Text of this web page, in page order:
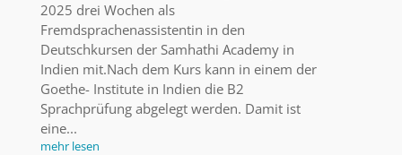
2025 drei Wochen als
Fremdsprachenassistentin in den
Deutschkursen der Samhathi Academy in
Indien mit.Nach dem Kurs kann in einem der
Goethe- Institute in Indien die B2
Sprachprüfung abgelegt werden. Damit ist
eine...
mehr lesen